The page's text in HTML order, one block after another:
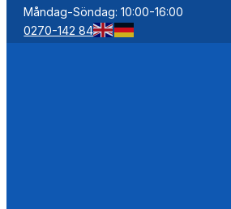
Måndag-Söndag: 10:00-16:00
0270-142 84